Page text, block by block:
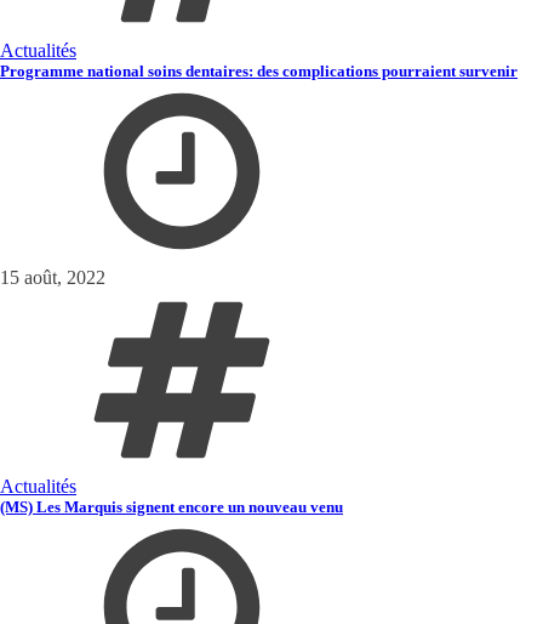
Actualités
Programme national soins dentaires: des complications pourraient survenir
15 août, 2022
Actualités
(MS) Les Marquis signent encore un nouveau venu